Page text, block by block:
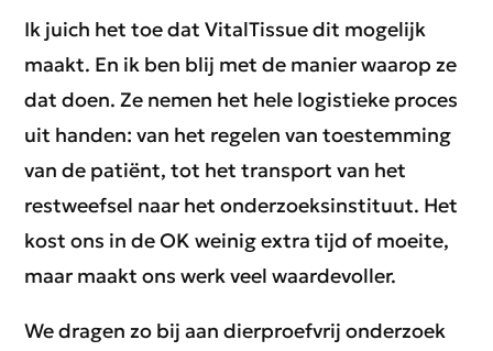
Ik juich het toe dat VitalTissue dit mogelijk
maakt. En ik ben blij met de manier waarop ze
dat doen. Ze nemen het hele logistieke proces
uit handen: van het regelen van toestemming
van de patiënt, tot het transport van het
restweefsel naar het onderzoeksinstituut. Het
kost ons in de OK weinig extra tijd of moeite,
maar maakt ons werk veel waardevoller.
We dragen zo bij aan dierproefvrij onderzoek